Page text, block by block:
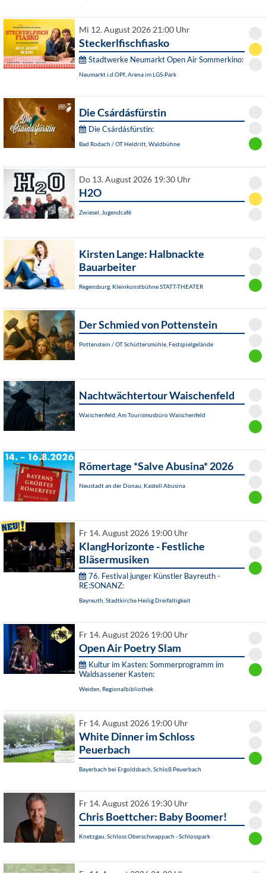
Mi 12. August 2026 21:00 Uhr
Steckerlfischfiasko
Stadtwerke Neumarkt Open Air Sommerkino:
Neumarkt i.d.OPf., Arena im LGS-Park
Die Csárdásfürstin
Die Csárdásfürstin:
Bad Rodach / OT Heldritt, Waldbühne
Do 13. August 2026 19:30 Uhr
H2O
Zwiesel, Jugendcafé
Kirsten Lange: Halbnackte
Bauarbeiter
Regensburg, Kleinkunstbühne STATT-THEATER
Der Schmied von Pottenstein
Pottenstein / OT Schüttersmühle, Festspielgelände
Nachtwächtertour Waischenfeld
Waischenfeld, Am Tourismusbüro Waischenfeld
Römertage *Salve Abusina* 2026
Neustadt an der Donau, Kastell Abusina
Fr 14. August 2026 19:00 Uhr
KlangHorizonte - Festliche
Bläsermusiken
76. Festival junger Künstler Bayreuth -
RE:SONANZ:
Bayreuth, Stadtkirche Heilig Dreifaltigkeit
Fr 14. August 2026 19:00 Uhr
Open Air Poetry Slam
Kultur im Kasten: Sommerprogramm im
Waldsassener Kasten:
Weiden, Regionalbibliothek
Fr 14. August 2026 19:00 Uhr
White Dinner im Schloss
Peuerbach
Bayerbach bei Ergoldsbach, Schloß Peuerbach
Fr 14. August 2026 19:30 Uhr
Chris Boettcher: Baby Boomer!
Knetzgau, Schloss Oberschwappach - Schlosspark